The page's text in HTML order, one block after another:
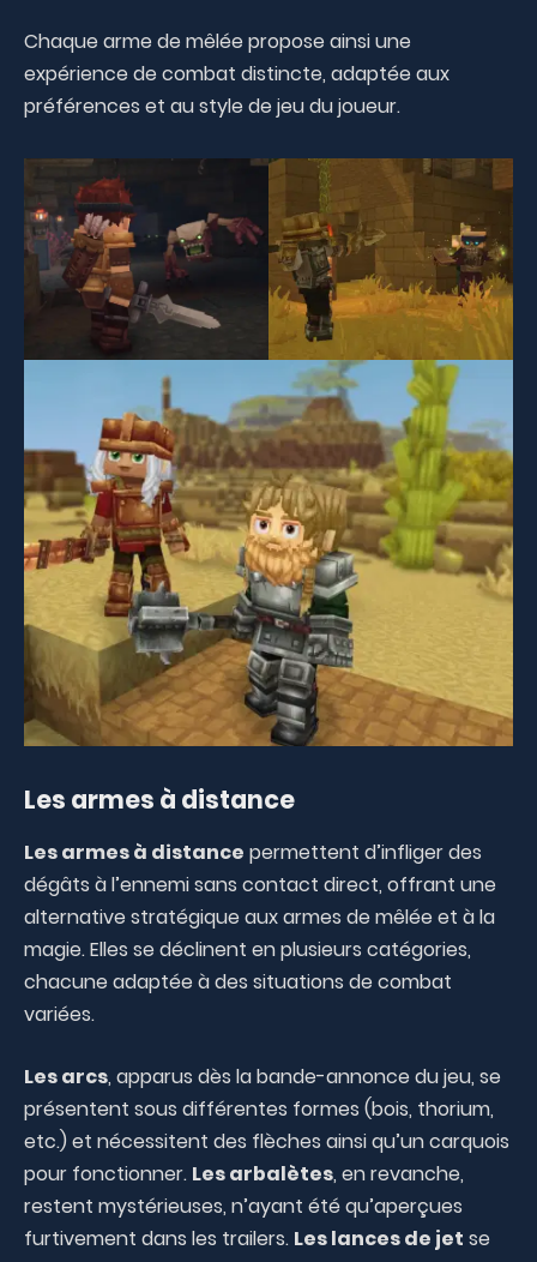
Chaque arme de mêlée propose ainsi une
expérience de combat distincte, adaptée aux
préférences et au style de jeu du joueur.
Les armes à distance
Les armes à distance permettent d’infliger des
dégâts à l’ennemi sans contact direct, offrant une
alternative stratégique aux armes de mêlée et à la
magie. Elles se déclinent en plusieurs catégories,
chacune adaptée à des situations de combat
variées.
Les arcs, apparus dès la bande-annonce du jeu, se
présentent sous différentes formes (bois, thorium,
etc.) et nécessitent des flèches ainsi qu’un carquois
pour fonctionner. Les arbalètes, en revanche,
restent mystérieuses, n’ayant été qu’aperçues
furtivement dans les trailers. Les lances de jet se